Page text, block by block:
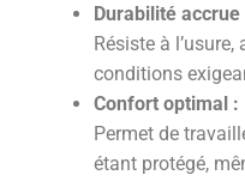
Durabilité accrue
Résiste à
conditions
Confort optimal :
Permet de
étant protégé,